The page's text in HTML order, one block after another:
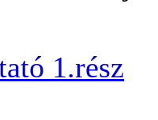
1.rész